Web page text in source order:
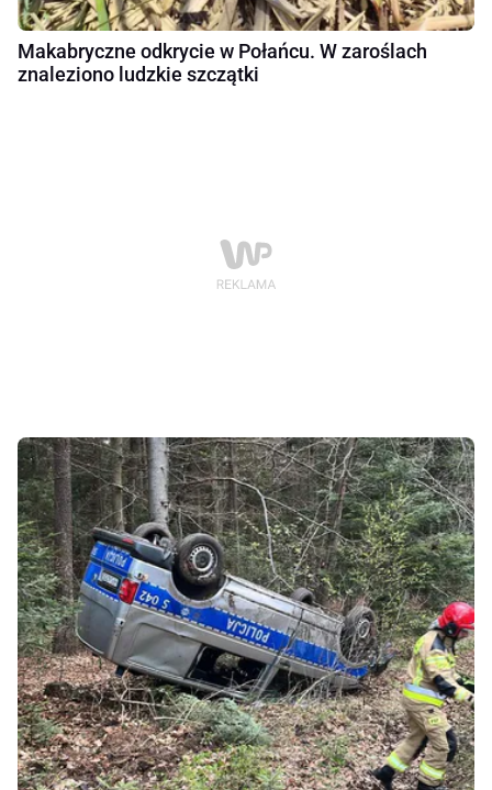
Makabryczne odkrycie w Połańcu. W zaroślach
znaleziono ludzkie szczątki